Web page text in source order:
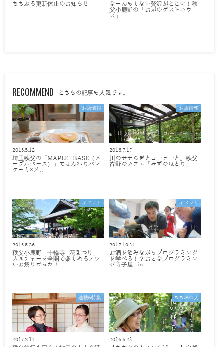
ちちぶる更新休止のお知らせ
なーんもしない贅沢がここに！秩
父小鹿野の「おがのゲストハウ
ス」
RECOMMEND こちらの記事も人気です。
お店情報
2016.5.12
埼玉秩父の「MAPLE BASE（メ
ープルベース）」でほんわりパン
ケーキ×メ…
お店情報
2016.7.17
川のせせらぎとコーヒーと。秩父
皆野のカフェ「みずのほとり」
イベント
2016.5.26
秩父小鹿野「十輪寺 花まつり」
カルチャーを全開で楽しめるアツ
いお祭りだった！
イベント
2017.10.24
お酒を飲みながらプログラミング
を学べる！？おとなプログラミン
グ寺子屋 in …
連載&特集
2017.2.14
ちちぶの人
2016.6.28